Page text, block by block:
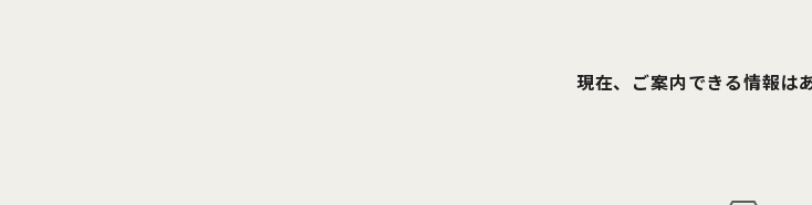
現在、ご案内できる情報は